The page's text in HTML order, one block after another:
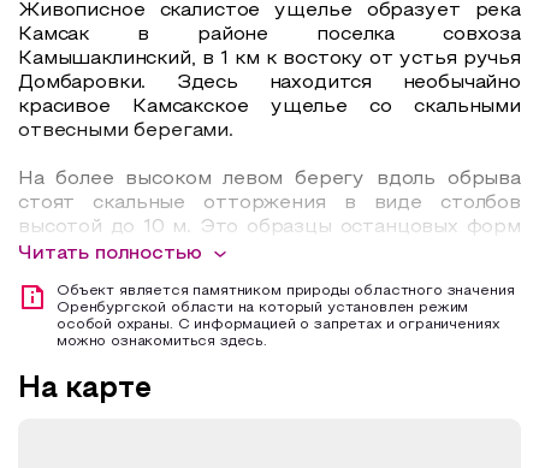
Живописное скалистое ущелье образует река
Камсак в районе поселка совхоза
Камышаклинский, в 1 км к востоку от устья ручья
Домбаровки. Здесь находится необычайно
красивое Камсакское ущелье со скальными
отвесными берегами.
На более высоком левом берегу вдоль обрыва
стоят скальные отторжения в виде столбов
высотой до 10 м. Это образцы останцовых форм
на жестком субстрате из вулканогенно-
состоят из кварцево-хлоритово-амфиболовых
сланцев, которые рассечены жилами молочно-
белого кварца.
В правобережном обрыве, в его верхней части
Читать полностью
Объект является памятником природы областного значения
Оренбургской области на который установлен режим
особой охраны. С информацией о запретах и ограничениях
можно ознакомиться здесь.
На карте